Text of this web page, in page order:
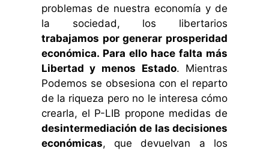
problemas de nuestra economía y de
la sociedad, los libertarios
trabajamos por generar prosperidad
económica. Para ello hace falta más
Libertad y menos Estado. Mientras
Podemos se obsesiona con el reparto
de la riqueza pero no le interesa cómo
crearla, el P-LIB propone medidas de
desintermediación de las decisiones
económicas, que devuelvan a los